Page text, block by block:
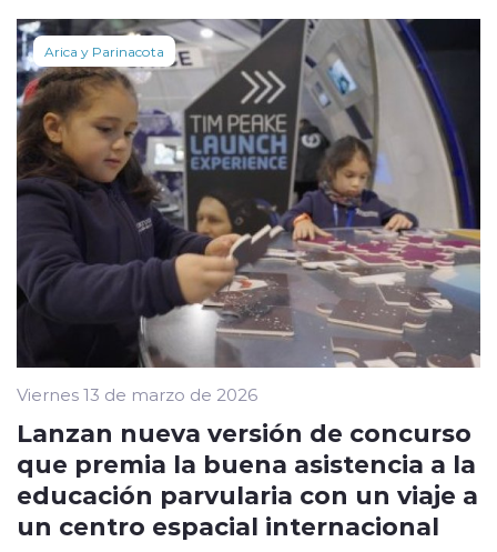
Arica y Parinacota
Viernes 13 de marzo de 2026
Lanzan nueva versión de concurso
que premia la buena asistencia a la
educación parvularia con un viaje a
un centro espacial internacional